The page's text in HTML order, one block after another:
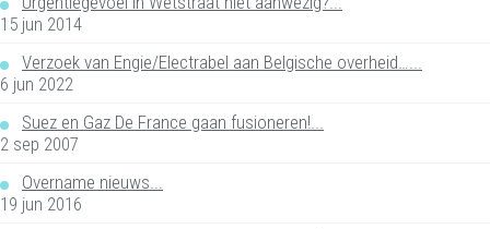
15 jun 2014
Verzoek van Engie/Electrabel aan Belgische overheid…...
6 jun 2022
Suez en Gaz De France gaan fusioneren!...
2 sep 2007
Overname nieuws...
19 jun 2016